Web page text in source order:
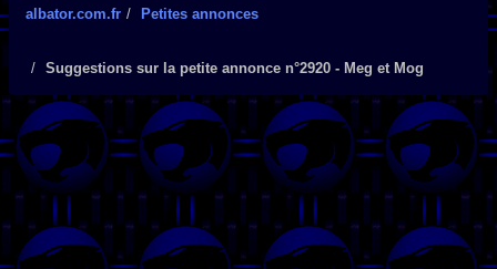
albator.com.fr Petites annonces
Suggestions sur la petite annonce n°2920 - Meg et Mog